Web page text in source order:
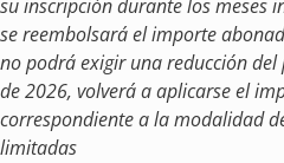
su inscripción durante los meses
se reembolsará el importe
no podrá exigir una reducción
de 2026, volverá a aplicarse el
correspondiente a la modalidad
limitadas